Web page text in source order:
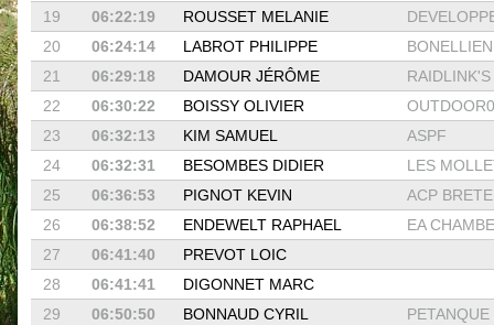
19
06:22:19 ROUSSET MELANIE
20
06:24:14 LABROT PHILIPPE
BONELLIEN
21
06:29:18 DAMOUR JÉRÔME
22
06:30:22 BOISSY OLIVIER
23
06:32:13 KIM SAMUEL
ASPF
24
06:32:31 BESOMBES DIDIER
LES
25
06:36:53 PIGNOT KEVIN
ACP
26
06:38:52 ENDEWELT RAPHAEL
EA
27
06:41:40
PREVOT LOIC
28
06:41:41
DIGONNET MARC
29
06:50:50 BONNAUD CYRIL